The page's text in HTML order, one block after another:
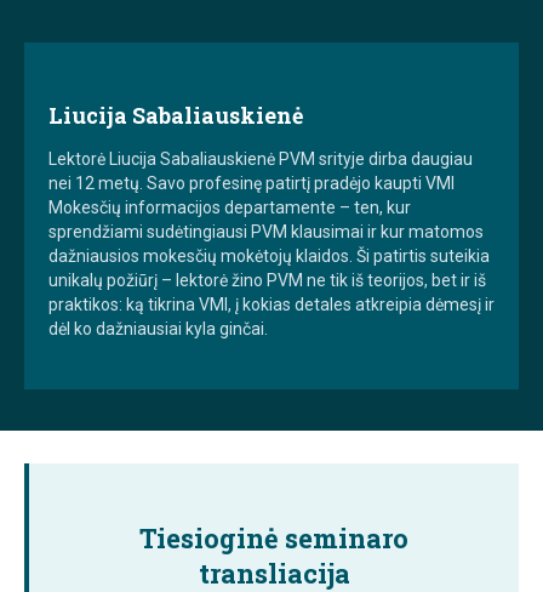
Liucija Sabaliauskienė
Lektorė Liucija Sabaliauskienė PVM srityje dirba daugiau
nei 12 metų. Savo profesinę patirtį pradėjo kaupti VMI
Mokesčių informacijos departamente – ten, kur
sprendžiami sudėtingiausi PVM klausimai ir kur matomos
dažniausios mokesčių mokėtojų klaidos. Ši patirtis suteikia
unikalų požiūrį – lektorė žino PVM ne tik iš teorijos, bet ir iš
praktikos: ką tikrina VMI, į kokias detales atkreipia dėmesį ir
dėl ko dažniausiai kyla ginčai.
Tiesioginė seminaro
transliacija